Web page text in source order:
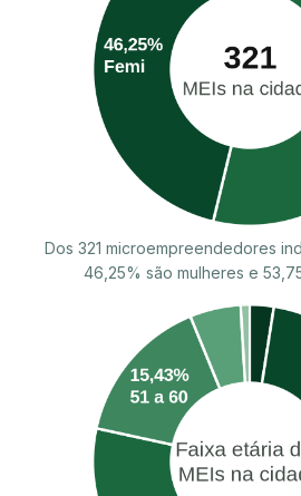
Dos 321 microempreendedores
46,25% são mulheres e